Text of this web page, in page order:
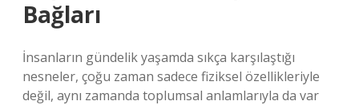
Bağları
İnsanların gündelik yaşamda sıkça karşılaştığı
nesneler, çoğu zaman sadece fiziksel özellikleriyle
değil, aynı zamanda toplumsal anlamlarıyla da var